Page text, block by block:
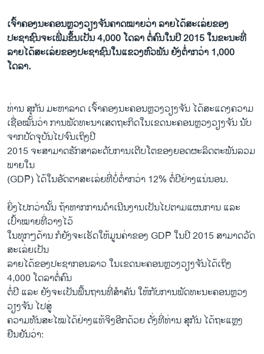
ລາຍການກະຈາຍສຽງ
ລາຍງານ
ຕິດຕາມພວກເຮົາ ທີ່
ເຈົ້າຄອງນະຄອນຫຼວງວຽງຈັນຄາດໝາຍວ່າ ລາຍໄດ້ສະເລ່ຍຂອງ
ປະຊາຊົນຈະເພີ່ມຂຶ້ນເປັນ 4,000 ໂດລາ ຕໍ່ຄົນໃນປີ 2015 ໃນຂະນະທີ່
ລາຍໄດ້ສະເລ່ຍຂອງປະຊາຊົນໃນແຂວງຫົວພັນ ຍັງຕໍ່າກວ່າ 1,000
ໂດລາ.
ທ່ານ ສຸກັນ ມະຫາລາດ ເຈົ້າຄອງນະຄອນຫຼວງວຽງຈັນ ໄດ້ສະແດງຄວາມ
ເຊື່ອໝັ້ນວ່າ ການພັດທະນາເສດຖະກິດໃນເຂດນະຄອນຫຼວງວຽງຈັນ ນັບ
ຈາກປັດຈຸບັນໄປຈົນເຖິງປີ
2015 ຈະສາມາດຮັກສາລະດັບການເຕີບໂຕຂອງຍອດຜະລິດຕະພັນລວມ
ພາຍໃນ
(GDP) ໄດ້ໃນອັດຕາສະເລ່ຍທີ່ບໍ່ຕໍ່າກວ່າ 12% ຕໍ່ປີຢ່າງແນ່ນອນ.
ຍິ່ງໄປກວ່ານັ້ນ ຖ້າຫາກການດໍາເນີນງານເປັນໄປຕາມແຜນການ ແລະ
ເປົ້າໝາຍທີ່ວາງໄວ້
ໃນທຸກໆດ້ານ ກໍຍັງຈະເຮັດໃຫ້ມູນຄ່າຂອງ GDP ໃນປີ 2015 ສາມາດວັດ
ສະເລ່ຍເປັນ
ລາຍໄດ້ຂອງປະຊາກອນລາວ ໃນເຂດນະຄອນຫຼວງວຽງຈັນໄດ້ເຖິງ
4,000 ໂດລາຕໍ່ຄົນ
ຕໍ່ປີ ແລະ ຍັງຈະເປັນພື້ນຖານທີ່ສໍາຄັນ ໃຫ້ກັບການພັດທະນະຄອນຫຼວງ
ວຽງຈັນ ໄປສູ່
ຄວາມທັນສະໄໝໄດ້ຢ່າງແທ້ຈິງອີກດ້ວຍ ດັ່ງທີ່ທ່ານ ສຸກັນ ໄດ້ຖະແຫຼງ
ຢືນຢັນວ່າ: